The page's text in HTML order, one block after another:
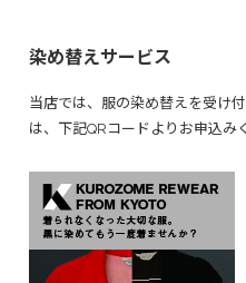
染め替えサービス
当店では、服の染め替えを受け
は、下記QRコードよりお申込み